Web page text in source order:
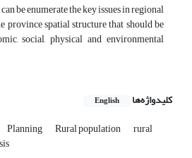
be enumerate the key issues in regional
province spatial structure that should be
social, physical and environmental
کلیدواژه‌ها English
Planning Rural population rural